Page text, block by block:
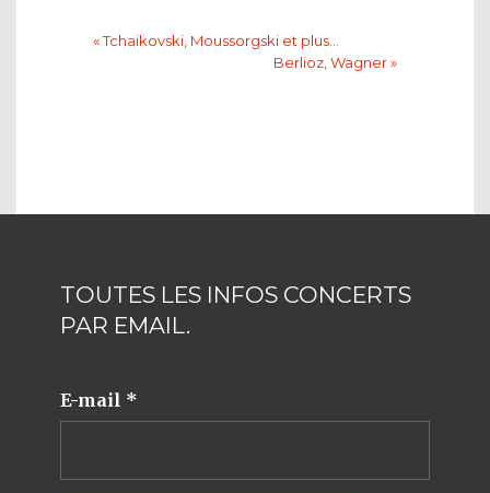
« Tchaikovski, Moussorgski et plus…
Berlioz, Wagner »
TOUTES LES INFOS CONCERTS
PAR EMAIL.
E-mail *